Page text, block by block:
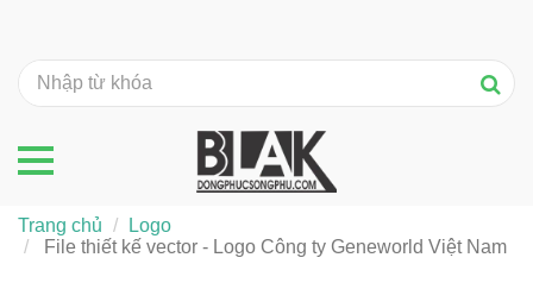
Trang chủ
Logo
File thiết kế vector - Logo Công ty Geneworld Việt Nam